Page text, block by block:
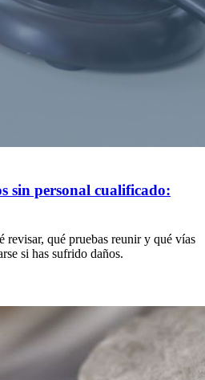
sin personal cualificado:
revisar, qué pruebas reunir y qué vías
si has sufrido daños.